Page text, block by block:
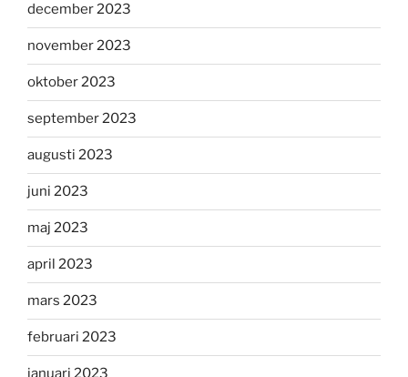
december 2023
november 2023
oktober 2023
september 2023
augusti 2023
juni 2023
maj 2023
april 2023
mars 2023
februari 2023
januari 2023